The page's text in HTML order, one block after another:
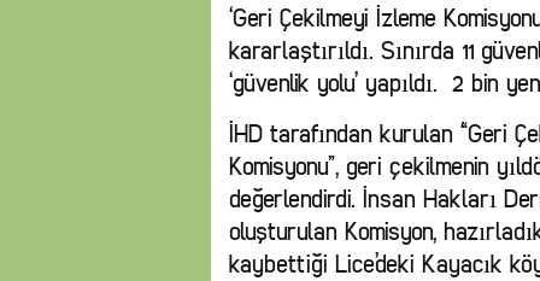
‘Geri Çekilmeyi İzleme
kararlaştırıldı. Sınırda 11
‘güvenlik yolu’ yapıldı. 2 bin
İHD tarafından kurulan “Geri
Komisyonu”, geri çekilmenin
değerlendirdi. İnsan Hakları
oluşturulan Komisyon,
kaybettiği Lice’deki Kayacık